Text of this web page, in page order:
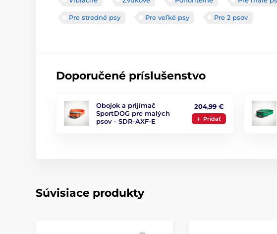
Pre stredné psy Pre veľké psy Pre 2 psov
Doporučené príslušenstvo
Obojok a prijímač
SportDOG pre malých
psov - SDR-AXF-E
204,99 €
Pridať
Súvisiace produkty